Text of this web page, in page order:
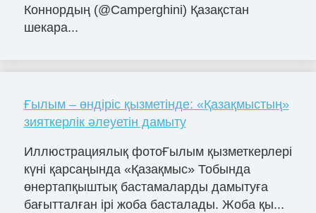
Коннордың (@Camperghini) Қазақстан
шекара...
Ғылым – өндіріс қызметінде: «Қазақмыстың»
зияткерлік әлеуетін дамыту
Иллюстрациялық фотоҒылым қызметкерлері
күні қарсаңында «Қазақмыс» Тобында
өнертапқыштық бастамаларды дамытуға
бағытталған ірі жоба басталады. Жоба қы...